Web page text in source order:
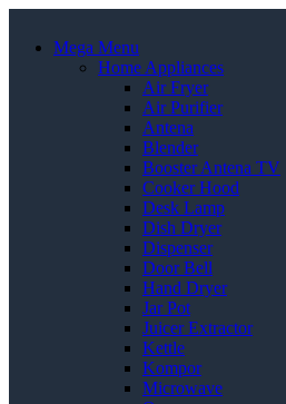
Mega Menu
Home Appliances
Air Fryer
Air Purifier
Antena
Blender
Booster Antena TV
Cooker Hood
Desk Lamp
Dish Dryer
Dispenser
Door Bell
Hand Dryer
Jar Pot
Juicer Extractor
Kettle
Kompor
Microwave